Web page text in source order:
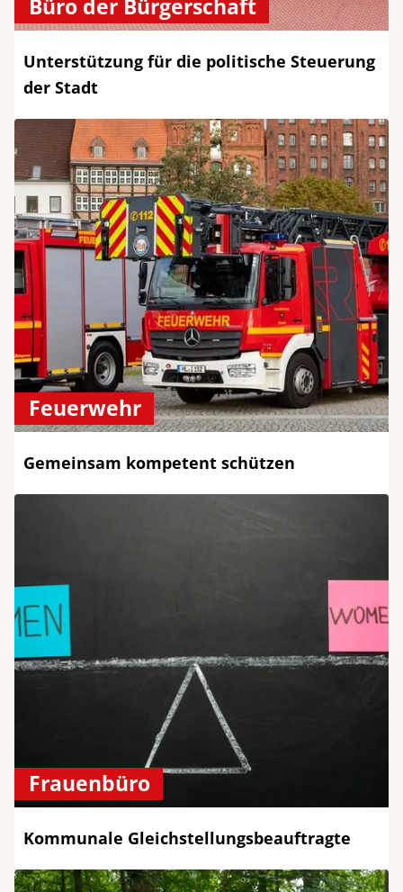
Büro der Bürgerschaft
Unterstützung für die politische Steuerung
der Stadt
Feuerwehr
Gemeinsam kompetent schützen
Frauenbüro
Kommunale Gleichstellungsbeauftragte